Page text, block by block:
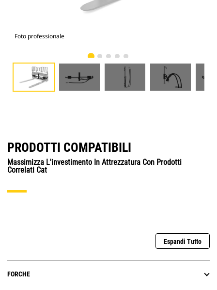
Foto professionale
PRODOTTI COMPATIBILI
Massimizza L'investimento In Attrezzatura Con Prodotti
Correlati Cat
Espandi Tutto
FORCHE